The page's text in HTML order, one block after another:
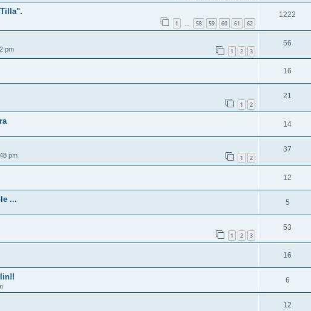
1 … 58 59 60 61 62
1222
pm 1 2 3
56
16
1 2
21
14
pm 1 2
37
12
... 5
1 2 3
53
16
6
12